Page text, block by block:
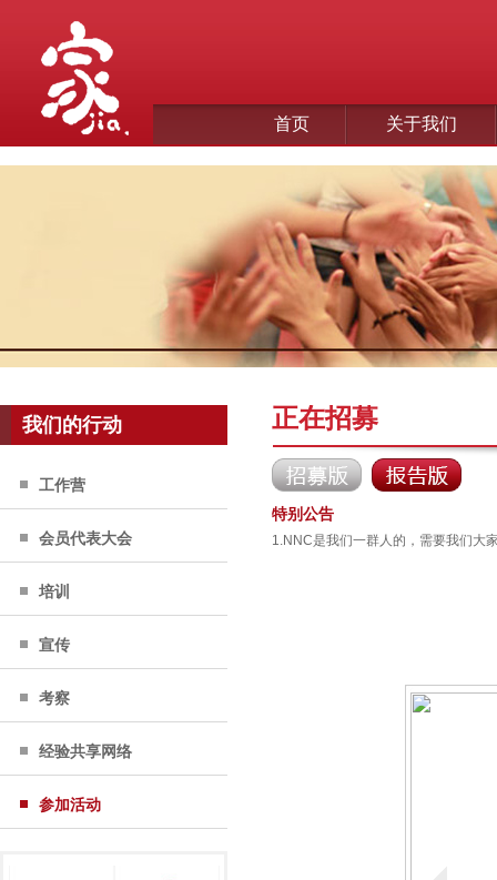
首页 关于我们
我们的行动
工作营
会员代表大会
培训
宣传
考察
经验共享网络
参加活动
正在招募
特别公告
1.NNC是我们一群人的，需要我们大